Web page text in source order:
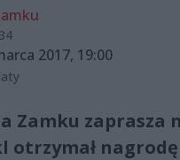
2017, 19:00
Zamku zaprasza
otrzymał